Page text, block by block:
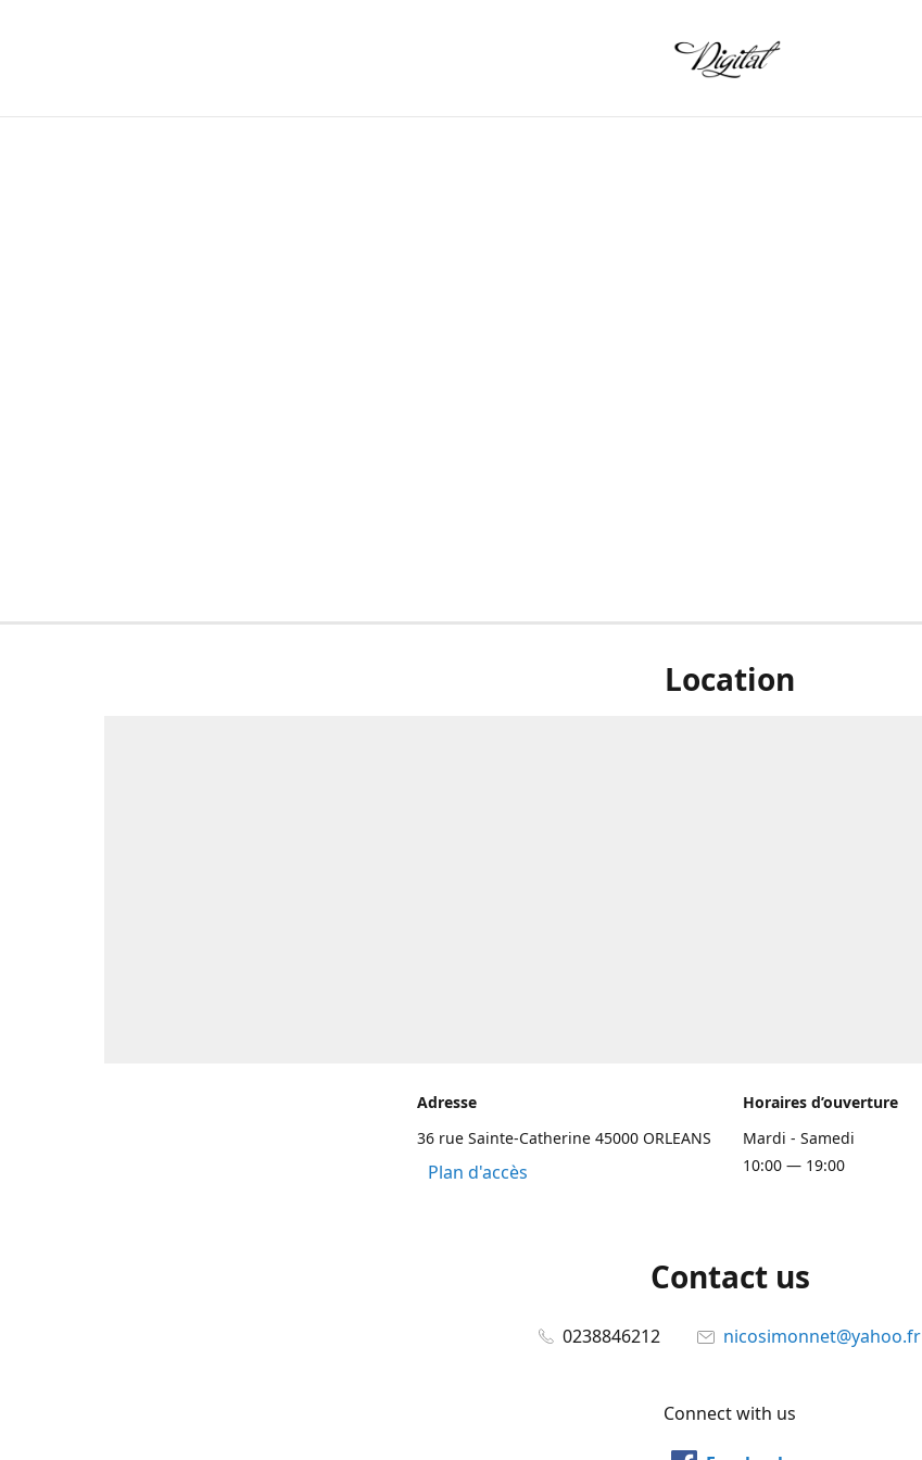
Location
Adresse
36 rue Sainte-Catherine 45000 ORLEANS
Plan d'accès
Horaires d’ouverture
Mardi - Samedi
10:00 — 19:00
Contact us
0238846212 nicosimonnet@yahoo.fr
Connect with us